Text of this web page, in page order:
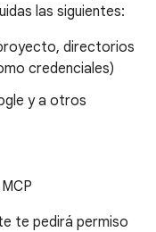
las siguientes:
directorios
credenciales)
y a otros
te pedirá permiso